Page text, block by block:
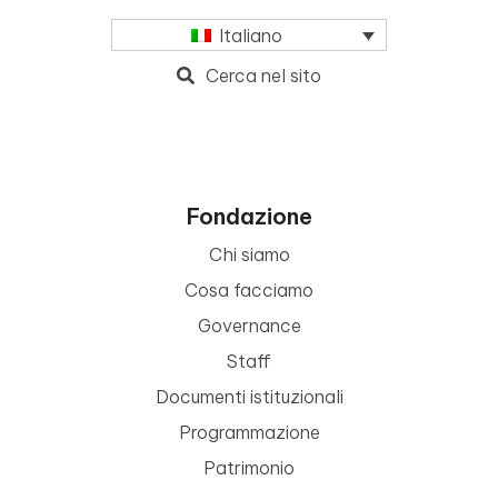
Italiano
Cerca nel sito
Fondazione
Chi siamo
Cosa facciamo
Governance
Staff
Documenti istituzionali
Programmazione
Patrimonio